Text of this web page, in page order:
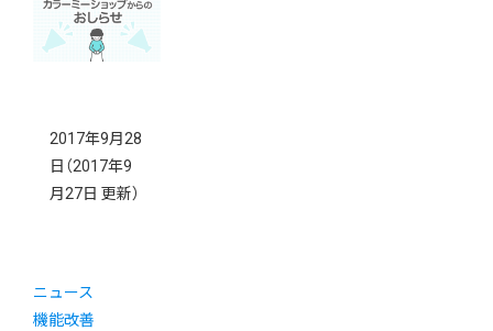
2017年9月28
日 （2017年9
月27日 更新）
ニュース
機能改善